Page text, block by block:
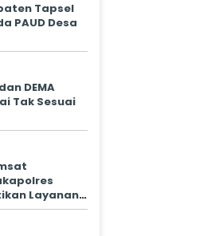
Tapsel
PAUD Desa
DEMA
Tak Sesuai
Layanan